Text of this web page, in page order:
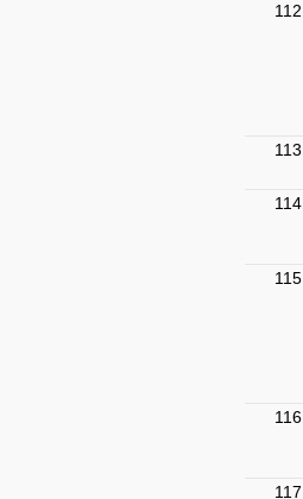
112.
113.
114.
115.
116.
117.